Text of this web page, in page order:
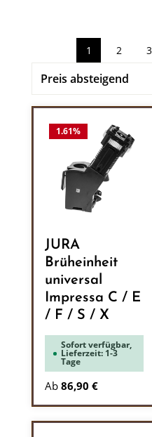
Seite
1 Seite
2 3
1.61%
JURA
Brüheinheit
universal
Impressa C / E
/ F / S / X
Sofort verfügbar,
Lieferzeit: 1-3
Tage
Ab 86,90 €